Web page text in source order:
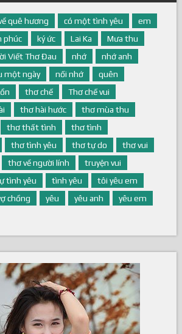
quê hương có một tình yêu
em
phúc ký ức Lai Ka
Mưa thu
Viết Thơ Đau nhớ
nhớ anh
một ngày nối nhớ
quên
thơ chế
Thơ chế vui
thơ hài hước
thơ mùa thu
thơ thất tình
thơ tình
thơ tình yêu thơ tự do
thơ vui
thơ về người lính
truyện vui
tình yêu tình yêu
tôi yêu em
chồng yêu yêu anh
yêu em